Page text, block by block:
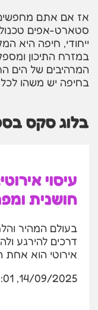
אז אם אתם
סטארט-אפים
ייחודי, חיפה היא
במזרח התיכון
המרהיבים של הים
בחיפה יש משהו
בלוג סקס
עיסוי
חושנית
בעולם המהיר
דרכים להירגע
אירוטי הוא אחת
14/09/2025, 10:01